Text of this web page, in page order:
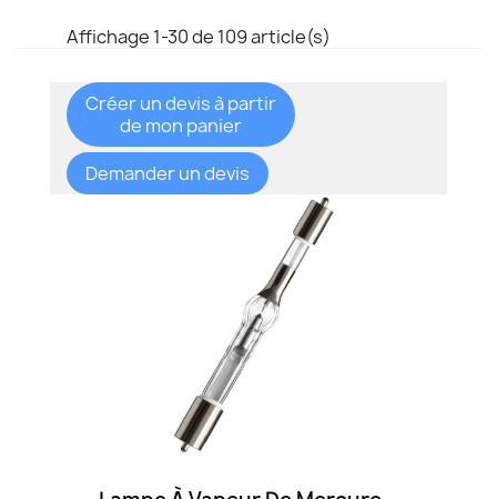
Affichage 1-30 de 109 article(s)
Créer un devis à partir
de mon panier
Demander un devis